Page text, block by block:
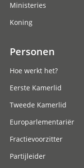
Ministeries
Koning
Personen
Hoe werkt het?
Eerste Kamerlid
Tweede Kamerlid
Europarlementariër
Fractievoorzitter
Partijleider